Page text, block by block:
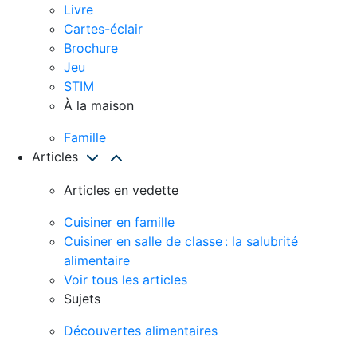
Livre
Cartes-éclair
Brochure
Jeu
STIM
À la maison
Famille
Articles
Articles en vedette
Cuisiner en famille
Cuisiner en salle de classe : la salubrité
alimentaire
Voir tous les articles
Sujets
Découvertes alimentaires